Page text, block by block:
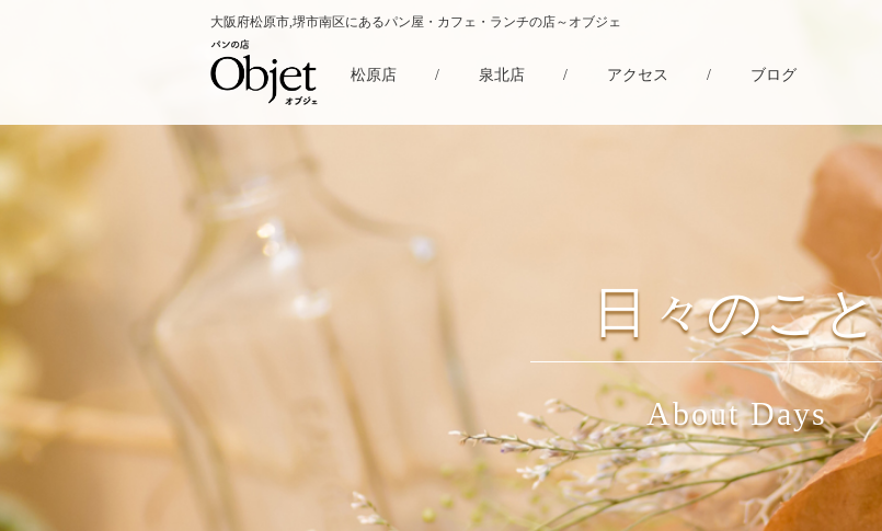
大阪府松原市,堺市南区にあるパン屋・カフェ・ランチの店～オブジェ
松原店 / 泉北店 / アクセス / ブログ
日々のこと
About Days